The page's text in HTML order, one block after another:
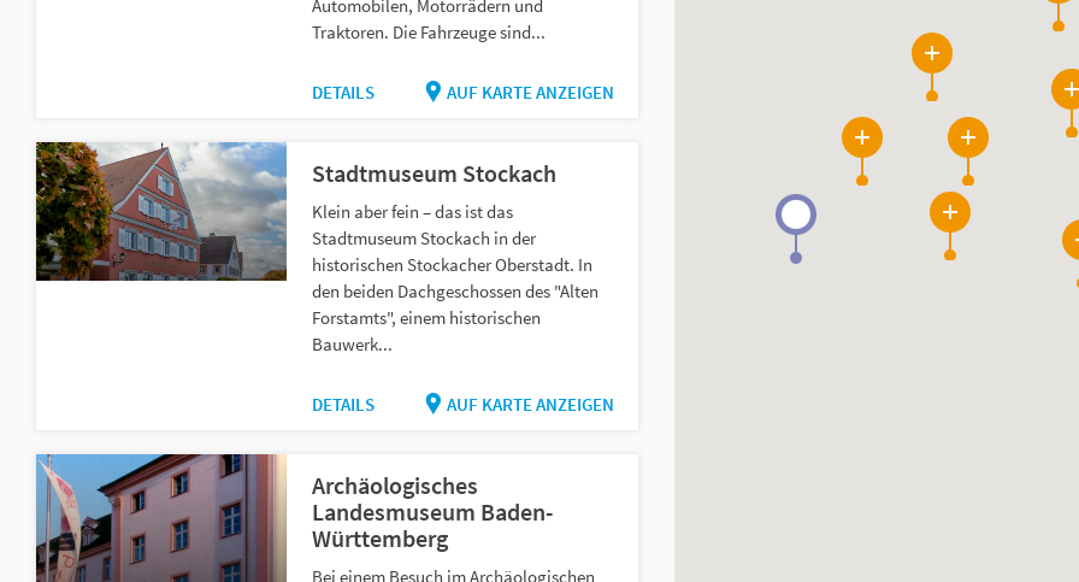
Automobilen, Motorrädern und
Traktoren. Die Fahrzeuge sind...
DETAILS AUF KARTE ANZEIGEN
Stadtmuseum Stockach
Klein aber fein – das ist das
Stadtmuseum Stockach in der
historischen Stockacher Oberstadt. In
den beiden Dachgeschossen des "Alten
Forstamts", einem historischen
Bauwerk...
DETAILS AUF KARTE ANZEIGEN
Archäologisches
Landesmuseum Baden-
Württemberg
Bei einem Besuch im Archäologischen